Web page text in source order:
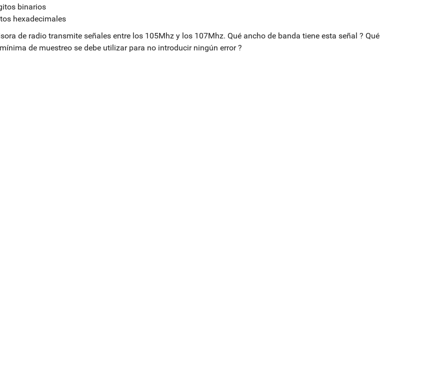
binarios
hexadecimales
de radio transmite señales entre los 105Mhz y los 107Mhz. Qué ancho de banda tiene esta señal ? Qué
de muestreo se debe utilizar para no introducir ningún error ?